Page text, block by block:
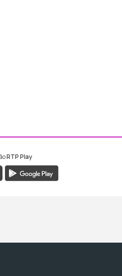
RTP Play